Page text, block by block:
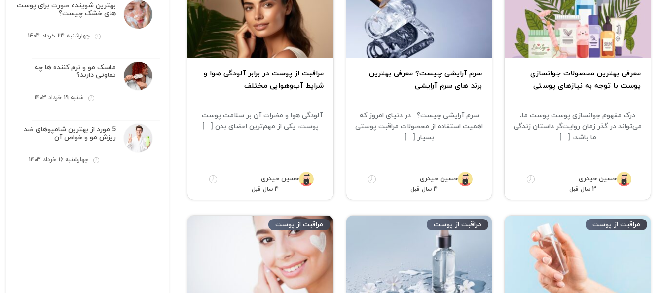
معرفی بهترین محصولات جوانسازی
پوست با توجه به نیازهای پوستی
درک مفهوم جوانسازی پوست پوست ما،
می‌تواند در گذر زمان روایت‌گر داستان زندگی
ما باشد، […]
حسین حیدری
3 سال قبل
سرم آرایشی چیست؟ معرفی بهترین
برند های سرم آرایشی
سرم آرایشی چیست؟ در دنیای امروز که
اهمیت استفاده از محصولات مراقبت پوستی
بسیار […]
حسین حیدری
3 سال قبل
مراقبت از پوست در برابر آلودگی هوا و
شرایط آب‌وهوایی مختلف
آلودگی هوا و مضرات آن بر سلامت پوست
پوست، یکی از مهم‌ترین اعضای بدن […]
حسین حیدری
3 سال قبل
مراقبت از پوست مراقبت از پوست مراقبت از پوست
بهترین شوینده صورت برای پوست
های خشک چیست؟
چهارشنبه 23 خرداد 1403
ماسک مو و نرم کننده ها چه
تفاوتی دارند؟
شنبه 19 خرداد 1403
5 مورد از بهترین شامپوهای ضد
ریزش مو و خواص آن
چهارشنبه 16 خرداد 1403